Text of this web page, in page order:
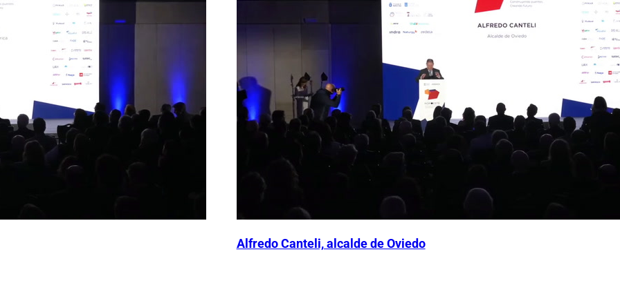
Alfredo Canteli, alcalde de Oviedo